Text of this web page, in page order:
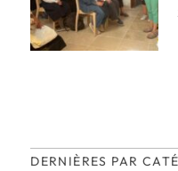
DERNIÈRES PAR